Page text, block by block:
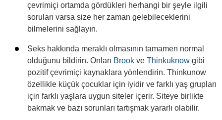
çevrimiçi ortamda gördükleri herhangi bir şeyle ilgili
soruları varsa size her zaman gelebileceklerini
bilmelerini sağlayın.
Seks hakkında meraklı olmasının tamamen normal
olduğunu bildirin. Onları Brook ve Thinkuknow gibi
pozitif çevrimiçi kaynaklara yönlendirin. Thinkunow
özellikle küçük çocuklar için iyidir ve farklı yaş grupları
için farklı yaşlara uygun siteler içerir. Siteye birlikte
bakmak ve bazı sorunları tartışmak yararlı olabilir.